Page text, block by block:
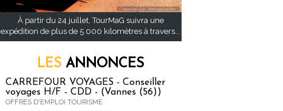
À partir du 24 juillet, TourMaG suivra une
expédition de plus de 5 000 kilomètres à travers...
LES ANNONCES
CARREFOUR VOYAGES - Conseiller
voyages H/F - CDD - (Vannes (56))
OFFRES D'EMPLOI TOURISME